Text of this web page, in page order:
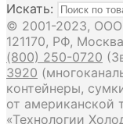
Искать:
© 2001-2023, ООО
121170, РФ,
(800) 250-0720
3920
контейнеры,
от американской
«Технологии